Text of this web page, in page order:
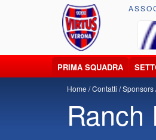
trasporto, smaltimento e recupero di
PRIMA SQUADRA
Home Contatti Sponsors
Ranch